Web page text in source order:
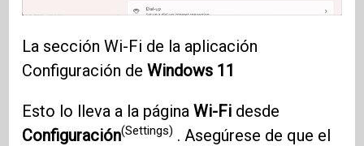
La sección Wi-Fi de la aplicación
Configuración deWindows 11
Esto lo lleva a la páginaWi-Fi desde
Configuración(Settings) . Asegúrese de que el